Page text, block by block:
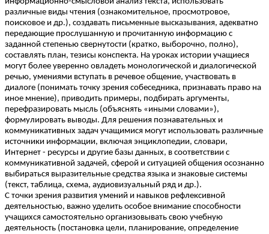
различные виды чтения (ознакомительное, просмотровое,
поисковое и др.), создавать письменные высказывания, адекватно
передающие прослушанную и прочитанную информацию с
заданной степенью свернутости (кратко, выборочно, полно),
составлять план, тезисы конспекта. На уроках истории учащиеся
могут более уверенно овладеть монологической и диалогической
речью, умениями вступать в речевое общение, участвовать в
диалоге (понимать точку зрения собеседника, признавать право на
иное мнение), приводить примеры, подбирать аргументы,
перефразировать мысль (объяснять «иными словами»),
формулировать выводы. Для решения познавательных и
коммуникативных задач учащимися могут использовать различные
источники информации, включая энциклопедии, словари,
Интернет - ресурсы и другие базы данных, в соответствии с
коммуникативной задачей, сферой и ситуацией общения осознанно
выбираться выразительные средства языка и знаковые системы
(текст, таблица, схема, аудиовизуальный ряд и др.).
С точки зрения развития умений и навыков рефлексивной
деятельностью, важно уделить особое внимание способности
учащихся самостоятельно организовывать свою учебную
деятельность (постановка цели, планирование, определение